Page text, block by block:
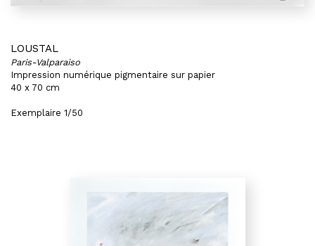
LOUSTAL
Paris-Valparaiso
Impression numérique pigmentaire sur papier
40 x 70 cm
Exemplaire 1/50